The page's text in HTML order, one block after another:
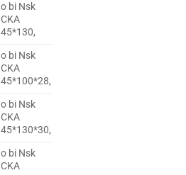
o bi Nsk
CKA
45*130,
o bi Nsk
CKA
45*100*28,
o bi Nsk
CKA
45*130*30,
o bi Nsk
CKA